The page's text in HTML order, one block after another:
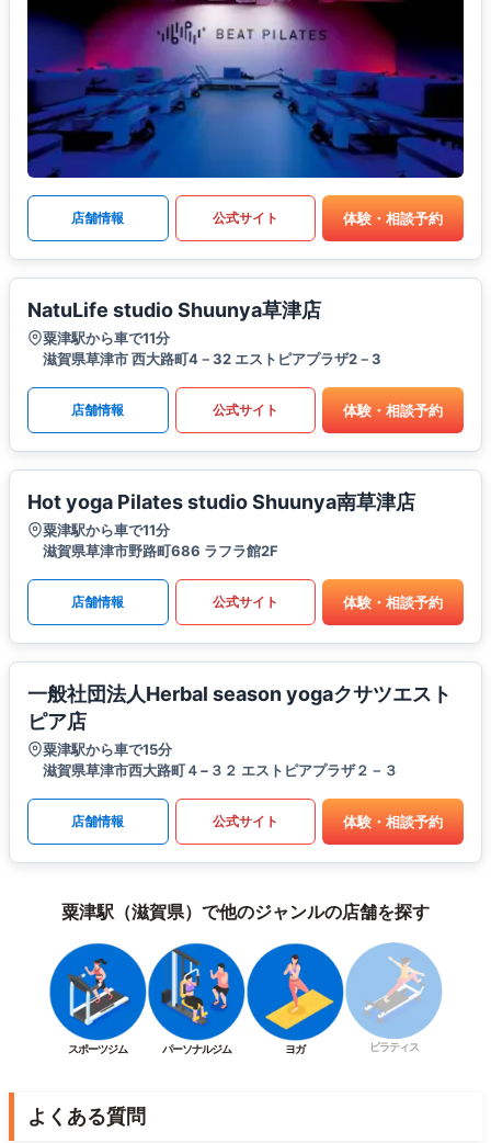
店舗情報 公式サイト 体験・相談予約
NatuLife studio Shuunya草津店
粟津駅から車で11分
滋賀県草津市 西大路町4－32 エストピアプラザ2－3
店舗情報 公式サイト 体験・相談予約
Hot yoga Pilates studio Shuunya南草津店
粟津駅から車で11分
滋賀県草津市野路町686 ラフラ館2F
店舗情報 公式サイト 体験・相談予約
一般社団法人Herbal season yogaクサツエスト
ピア店
粟津駅から車で15分
滋賀県草津市西大路町４−３２ エストピアプラザ２－３
店舗情報 公式サイト 体験・相談予約
粟津駅（滋賀県）で他のジャンルの店舗を探す
スポーツジム パーソナルジム ヨガ ピラティス
よくある質問